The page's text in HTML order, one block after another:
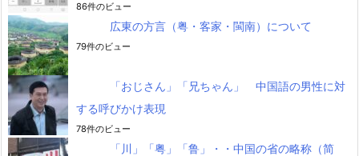
86件のビュー
広東の方言（粤・客家・閩南）について
79件のビュー
「おじさん」「兄ちゃん」 中国語の男性に対
する呼びかけ表現
78件のビュー
「川」「粤」「鲁」・・中国の省の略称（简